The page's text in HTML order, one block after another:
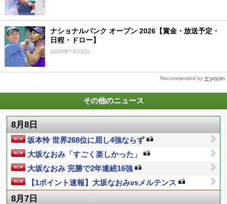
ナショナルバンク オープン 2026【賞金・放送予定・
日程・ドロー】
(2026年7月23日)
Recommended by
その他のニュース
8月8日
坂本怜 世界268位に屈し4強ならず
大坂なおみ「すごく楽しかった」
大坂なおみ 完勝で2年連続16強
【1ポイント速報】大坂なおみvsメルテンス
8月7日